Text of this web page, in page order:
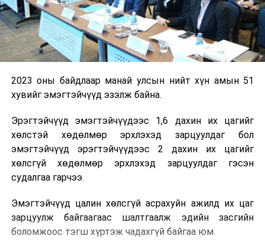
2023 оны байдлаар манай улсын нийт хүн амын 51
хувийг эмэгтэйчүүд эзэлж байна.
Эрэгтэйчүүд эмэгтэйчүүдээс 1,6 дахин их цагийг
хөлстэй хөдөлмөр эрхлэхэд зарцуулдаг бол
эмэгтэйчүүд эрэгтэйчүүдээс 2 дахин их цагийг
хөлсгүй хөдөлмөр эрхлэхэд зарцуулдаг гэсэн
судалгаа гарчээ.
Эмэгтэйчүүд цалин хөлсгүй асрахуйн ажилд их цаг
зарцуулж байгаагаас шалтгаалж эдийн засгийн
боломжоос тэгш хүртэж чадахгүй байгаа юм.